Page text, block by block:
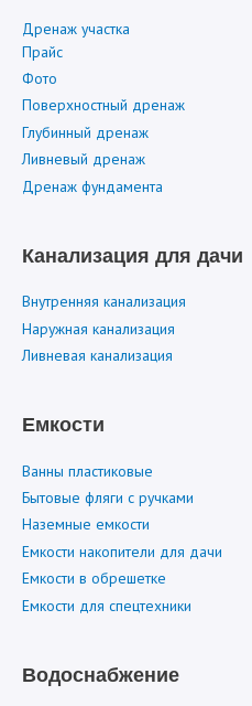
Дренаж участка
Прайс
Фото
Поверхностный дренаж
Глубинный дренаж
Ливневый дренаж
Дренаж фундамента
Канализация для дачи
Внутренняя канализация
Наружная канализация
Ливневая канализация
Емкости
Ванны пластиковые
Бытовые фляги с ручками
Наземные емкости
Емкости накопители для дачи
Емкости в обрешетке
Емкости для спецтехники
Водоснабжение